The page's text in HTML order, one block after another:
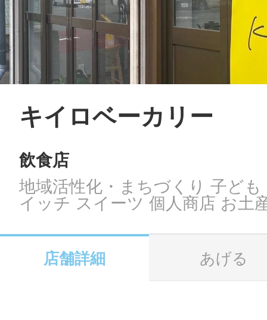
LINE
SMS
メール
キイロベーカリー
飲食店
地域活性化・まちづくり 子ど
イッチ スイーツ 個人商店 お土
店舗詳細 あげる
地域に導入を
地域ごとの
智頭